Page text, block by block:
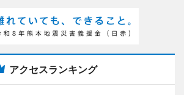
アクセスランキング